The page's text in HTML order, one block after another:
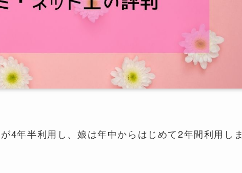
4年半利用し、娘は年中からはじめて2年間利用しま